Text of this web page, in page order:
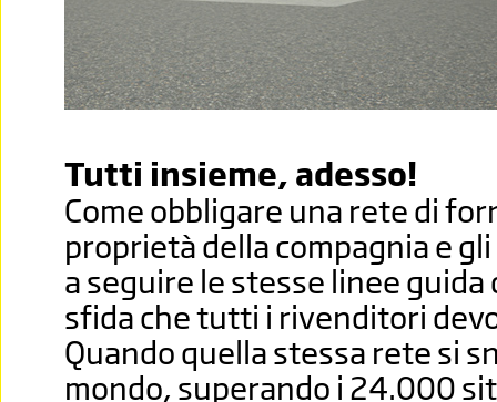
Tutti insieme, adesso!
Come obbligare una rete di
proprietà della compagnia e
a seguire le stesse linee guida
sfida che tutti i rivenditori
Quando quella stessa rete si
mondo, superando i 24.000